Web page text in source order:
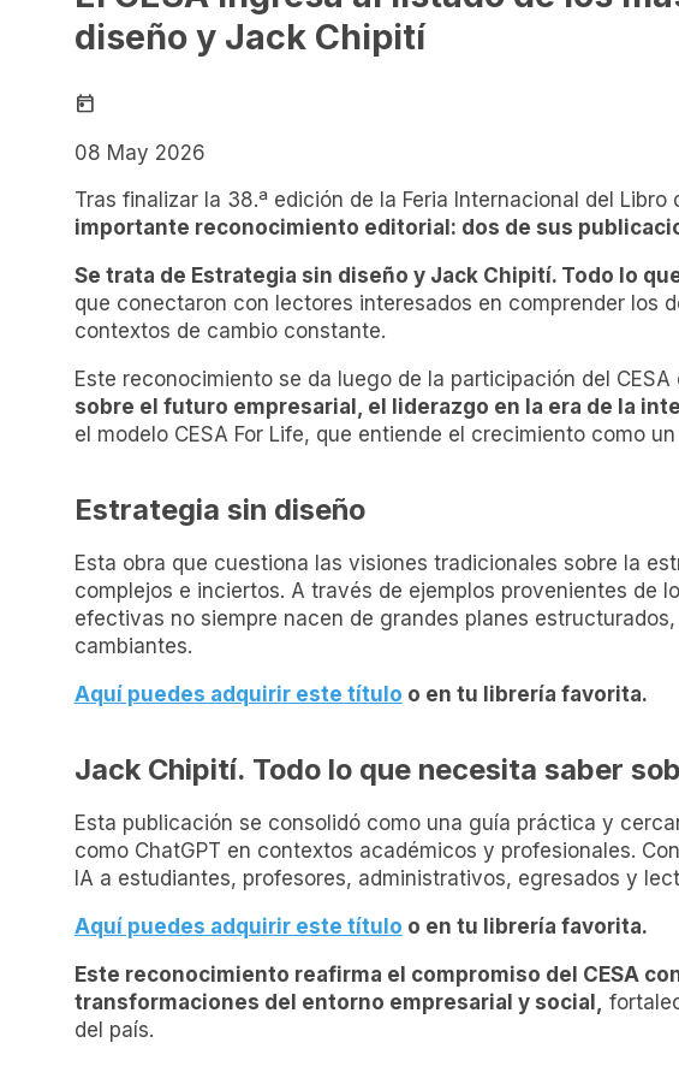
diseño y Jack Chipití
today
08 May 2026
Tras finalizar la 38.ª edición de la Feria Internacional del
importante reconocimiento editorial: dos de sus
Se trata de Estrategia sin diseño y Jack Chipití. Todo lo
que conectaron con lectores interesados en comprender los
contextos de cambio constante.
Este reconocimiento se da luego de la participación del
sobre el futuro empresarial, el liderazgo en la era de la
el modelo CESA For Life, que entiende el crecimiento como
Estrategia sin diseño
Esta obra que cuestiona las visiones tradicionales sobre la
complejos e inciertos. A través de ejemplos provenientes de
efectivas no siempre nacen de grandes planes
cambiantes.
Aquí puedes adquirir este título o en tu librería favorita.
Jack Chipití. Todo lo que necesita saber
Esta publicación se consolidó como una guía práctica y
como ChatGPT en contextos académicos y profesionales.
IA a estudiantes, profesores, administrativos, egresados y
Aquí puedes adquirir este título o en tu librería favorita.
Este reconocimiento reafirma el compromiso del CESA
transformaciones del entorno empresarial y social,
del país.